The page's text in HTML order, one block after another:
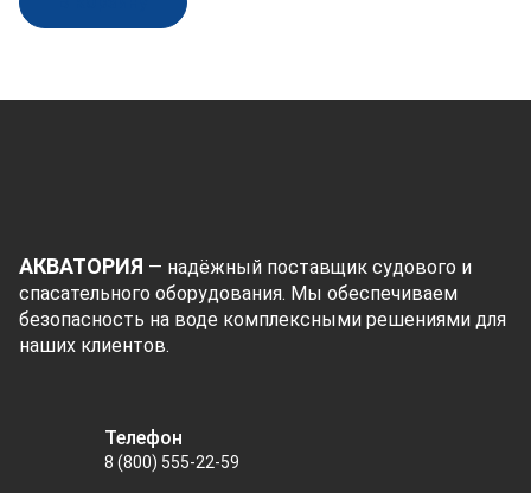
АКВАТОРИЯ — надёжный поставщик судового и
спасательного оборудования. Мы обеспечиваем
безопасность на воде комплексными решениями для
наших клиентов.
Телефон
8 (800) 555-22-59